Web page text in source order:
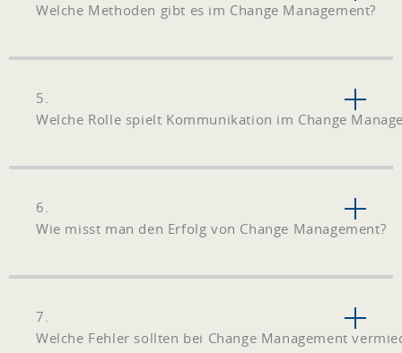
Welche Methoden gibt es im Change Management?
5.
Welche Rolle spielt Kommunikation im Change
6.
Wie misst man den Erfolg von Change Management?
7.
Welche Fehler sollten bei Change Management